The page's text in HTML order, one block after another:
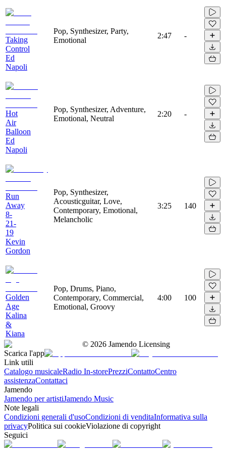
Taking
Control
Ed
Napoli
Pop, Synthesizer, Party,
Emotional
2:47 -
Hot
Air
Balloon
Ed
Napoli
Pop, Synthesizer, Adventure,
Emotional, Neutral
2:20 -
Run
Away
8-
21-
19
Kevin
Gordon
Pop, Synthesizer,
Acousticguitar, Love,
Contemporary, Emotional,
Melancholic
3:25 140
Golden
Age
Kalina
&
Kiana
Pop, Drums, Piano,
Contemporary, Commercial,
Emotional, Groovy
4:00 100
© 2026 Jamendo Licensing
Scarica l'app
Link utili
Catalogo musicaleRadio In-storePrezziContattoCentro
assistenzaContattaci
Jamendo
Jamendo per artistiJamendo Music
Note legali
Condizioni generali d'usoCondizioni di venditaInformativa sulla
privacyPolitica sui cookieViolazione di copyright
Seguici